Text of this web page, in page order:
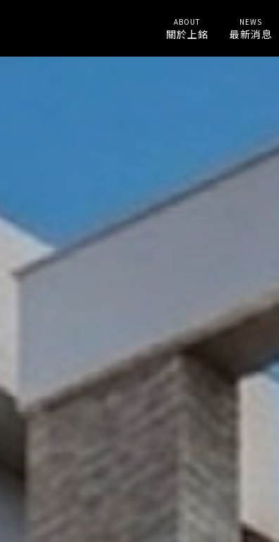
ABOUT
關於上銘
NEWS
最新消息